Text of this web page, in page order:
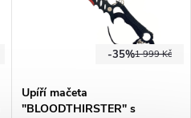
1 999 Kč
-35%
Upíří mačeta
"BLOODTHIRSTER" s